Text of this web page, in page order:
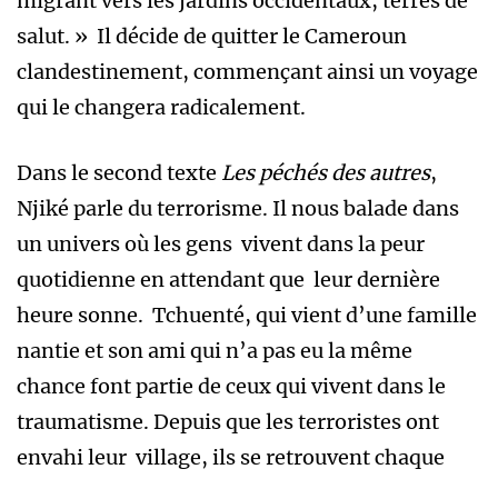
salut. » Il décide de quitter le Cameroun
clandestinement, commençant ainsi un voyage
qui le changera radicalement.
Dans le second texte Les péchés des autres,
Njiké parle du terrorisme. Il nous balade dans
un univers où les gens vivent dans la peur
quotidienne en attendant que leur dernière
heure sonne. Tchuenté, qui vient d’une famille
nantie et son ami qui n’a pas eu la même
chance font partie de ceux qui vivent dans le
traumatisme. Depuis que les terroristes ont
envahi leur village, ils se retrouvent chaque